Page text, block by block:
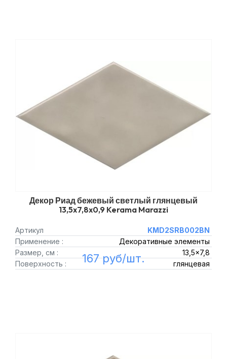
Декор Риад бежевый светлый глянцевый
13,5x7,8x0,9 Kerama Marazzi
Артикул
KMD2SRB002BN
Применение :
Декоративные элементы
Размер, см :
13,5x7,8
Поверхность :
глянцевая
167 руб/шт.